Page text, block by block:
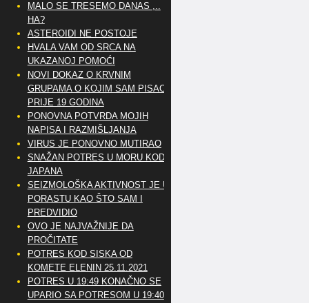
MALO SE TRESEMO DANAS ,..
HA?
ASTEROIDI NE POSTOJE
HVALA VAM OD SRCA NA
UKAZANOJ POMOĆI
NOVI DOKAZ O KRVNIM
GRUPAMA O KOJIM SAM PISAO
PRIJE 19 GODINA
PONOVNA POTVRDA MOJIH
NAPISA I RAZMIŠLJANJA
VIRUS JE PONOVNO MUTIRAO
SNAŽAN POTRES U MORU KOD
JAPANA
SEIZMOLOŠKA AKTIVNOST JE U
PORASTU KAO ŠTO SAM I
PREDVIDIO
OVO JE NAJVAŽNIJE DA
PROČITATE
POTRES KOD SISKA OD
KOMETE ELENIN 25.11.2021
POTRES U 19:49 KONAČNO SE
UPARIO SA POTRESOM U 19:40